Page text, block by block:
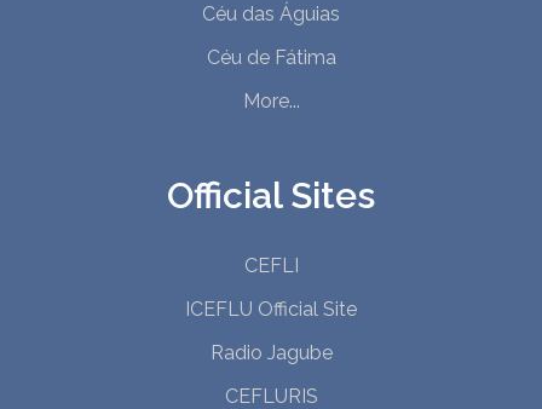
Céu das Águias
Céu de Fátima
More...
Official Sites
CEFLI
ICEFLU Official Site
Radio Jagube
CEFLURIS